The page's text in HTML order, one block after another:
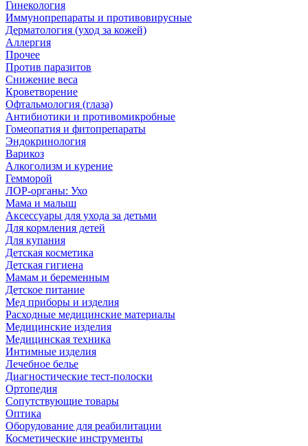
Гинекология
Иммунопрепараты и противовирусные
Дерматология (уход за кожей)
Аллергия
Прочее
Против паразитов
Снижение веса
Кроветворение
Офтальмология (глаза)
Антибиотики и противомикробные
Гомеопатия и фитопрепараты
Эндокринология
Варикоз
Алкоголизм и курение
Гемморой
ЛОР-органы: Ухо
Мама и малыш
Аксессуары для ухода за детьми
Для кормления детей
Для купания
Детская косметика
Детская гигиена
Мамам и беременным
Детское питание
Мед приборы и изделия
Расходные медицинские материалы
Медицинские изделия
Медицинская техника
Интимные изделия
Лечебное белье
Диагностические тест-полоски
Ортопедия
Сопутствующие товары
Оптика
Оборудование для реабилитации
Косметические инструменты